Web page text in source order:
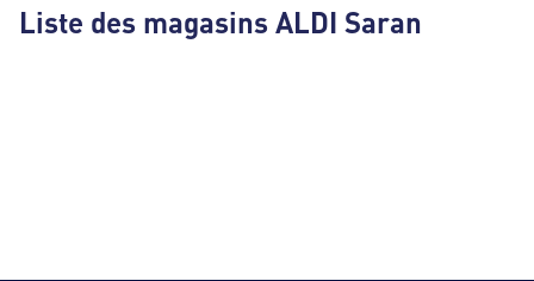
Liste des magasins ALDI Saran